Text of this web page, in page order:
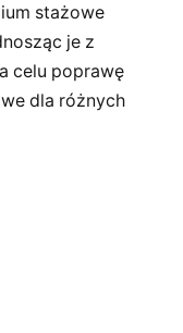
stażowe
je z
celu poprawę
dla różnych